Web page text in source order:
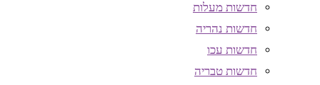
חדשות מעלות
חדשות נהריה
חדשות עכו
חדשות טבריה